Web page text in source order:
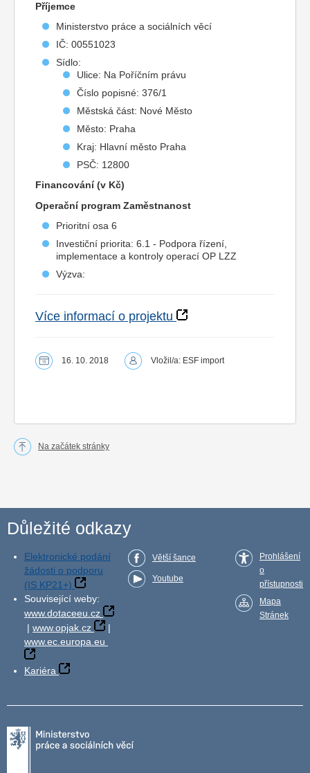
Příjemce
Ministerstvo práce a sociálních věcí
IČ: 00551023
Sídlo:
Ulice: Na Poříčním právu
Číslo popisné: 376/1
Městská část: Nové Město
Město: Praha
Kraj: Hlavní město Praha
PSČ: 12800
Financování (v Kč)
Operační program Zaměstnanost
Prioritní osa 6
Investiční priorita: 6.1 - Podpora řízení,
implementace a kontroly operací OP LZZ
Výzva:
Více informací o projektu
16. 10. 2018 Vložil/a: ESF import
Na začátek stránky
Důležité odkazy
Elektronické podání
žádosti o podporu
(IS KP21+)
Související weby:
www.dotaceeu.cz
| www.opjak.cz
|
www.ec.europa.eu
Kariéra
Větší šance
Youtube
Prohlášení
o
přístupnosti
Mapa
Stránek